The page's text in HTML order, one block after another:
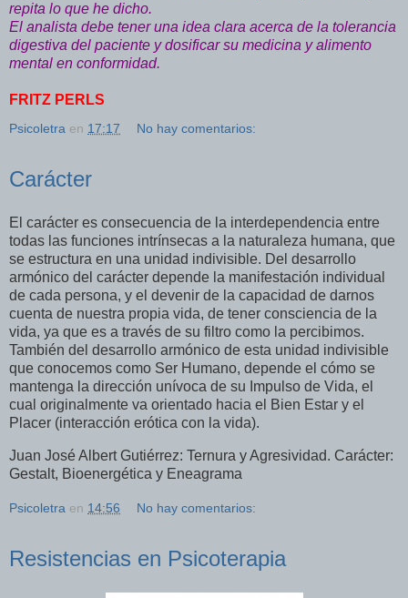
repita lo que he dicho.
El analista debe tener una idea clara acerca de la tolerancia
digestiva del paciente y dosificar su medicina y alimento
mental en conformidad.
FRITZ PERLS
Psicoletra en 17:17 No hay comentarios:
Carácter
El carácter es consecuencia de la interdependencia entre
todas las funciones intrínsecas a la naturaleza humana, que
se estructura en una unidad indivisible. Del desarrollo
armónico del carácter depende la manifestación individual
de cada persona, y el devenir de la capacidad de darnos
cuenta de nuestra propia vida, de tener consciencia de la
vida, ya que es a través de su filtro como la percibimos.
También del desarrollo armónico de esta unidad indivisible
que conocemos como Ser Humano, depende el cómo se
mantenga la dirección unívoca de su Impulso de Vida, el
cual originalmente va orientado hacia el Bien Estar y el
Placer (interacción erótica con la vida).
Juan José Albert Gutiérrez: Ternura y Agresividad. Carácter:
Gestalt, Bioenergética y Eneagrama
Psicoletra en 14:56 No hay comentarios:
Resistencias en Psicoterapia